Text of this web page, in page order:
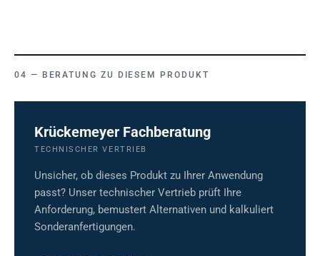
BERATUNG ZU DIESEM PRODUKT
Krückemeyer Fachberatung
TECHNISCHER VERTRIEB
Unsicher, ob dieses Produkt zu Ihrer Anwendung
passt? Unser technischer Vertrieb prüft Ihre
Anforderung, bemustert Alternativen und kalkuliert
Sonderanfertigungen.